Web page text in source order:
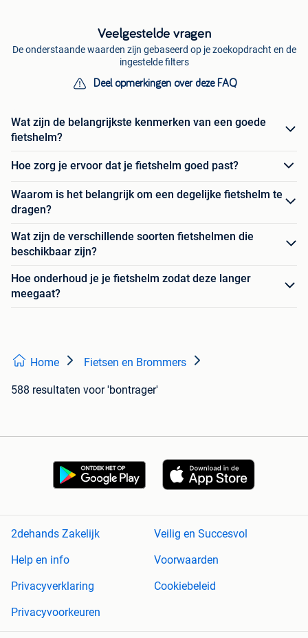
Veelgestelde vragen
De onderstaande waarden zijn gebaseerd op je zoekopdracht en de
ingestelde filters
Deel opmerkingen over deze FAQ
Wat zijn de belangrijkste kenmerken van een goede
fietshelm?
Hoe zorg je ervoor dat je fietshelm goed past?
Waarom is het belangrijk om een degelijke fietshelm te
dragen?
Wat zijn de verschillende soorten fietshelmen die
beschikbaar zijn?
Hoe onderhoud je je fietshelm zodat deze langer
meegaat?
Home Fietsen en Brommers
588 resultaten voor 'bontrager'
2dehands Zakelijk
Veilig en Succesvol
Help en info
Voorwaarden
Privacyverklaring
Cookiebeleid
Privacyvoorkeuren